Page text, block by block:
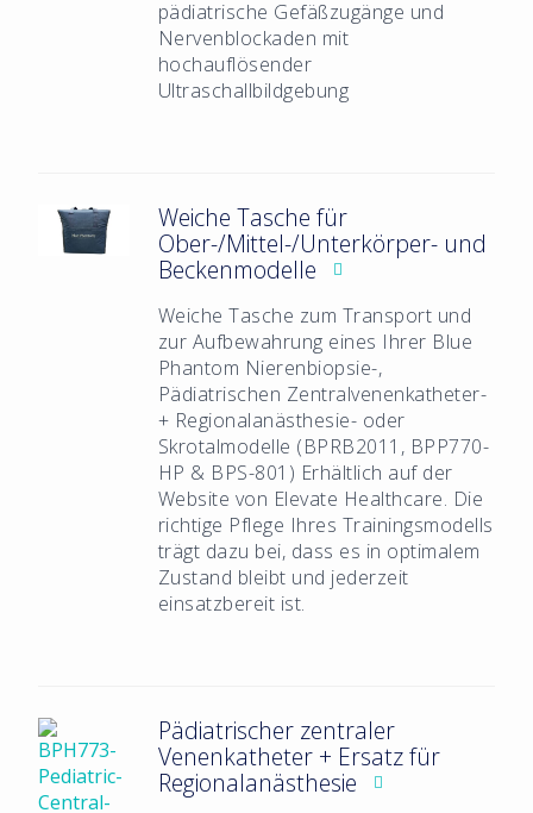
pädiatrische Gefäßzugänge und
Nervenblockaden mit
hochauflösender
Ultraschallbildgebung
Weiche Tasche für
Ober-/Mittel-/Unterkörper- und
Beckenmodelle
Weiche Tasche zum Transport und
zur Aufbewahrung eines Ihrer Blue
Phantom Nierenbiopsie-,
Pädiatrischen Zentralvenenkatheter-
+ Regionalanästhesie- oder
Skrotalmodelle (BPRB2011, BPP770-
HP & BPS-801) Erhältlich auf der
Website von Elevate Healthcare. Die
richtige Pflege Ihres Trainingsmodells
trägt dazu bei, dass es in optimalem
Zustand bleibt und jederzeit
einsatzbereit ist.
Pädiatrischer zentraler
Venenkatheter + Ersatz für
Regionalanästhesie